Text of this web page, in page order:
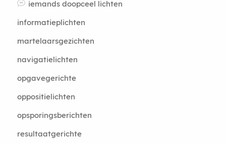
iemands doopceel lichten
informatieplichten
martelaarsgezichten
navigatielichten
opgavegerichte
oppositielichten
opsporingsberichten
resultaatgerichte